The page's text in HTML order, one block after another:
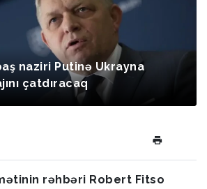
naziri Putinə Ukrayna
çatdıracaq
rəhbəri Robert Fitso